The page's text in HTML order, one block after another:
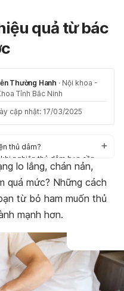
quả từ bác
Thường Hanh · Nội khoa -
Tỉnh Bắc Ninh
cập nhật: 17/03/2025
thủ dâm?
nghiện thủ dâm bạn cần
thủ dâm hiệu quả từ bác sĩ
lo lắng, chán nản,
quá mức? Những cách
từ bỏ ham muốn thủ
mạnh hơn.